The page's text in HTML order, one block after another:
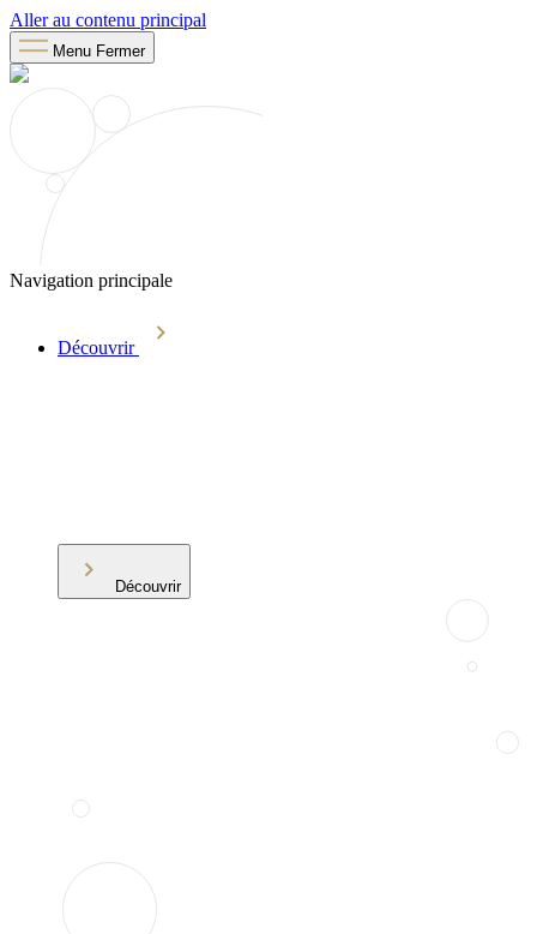
Aller au contenu principal
Menu Fermer
Navigation principale
Découvrir
Découvrir